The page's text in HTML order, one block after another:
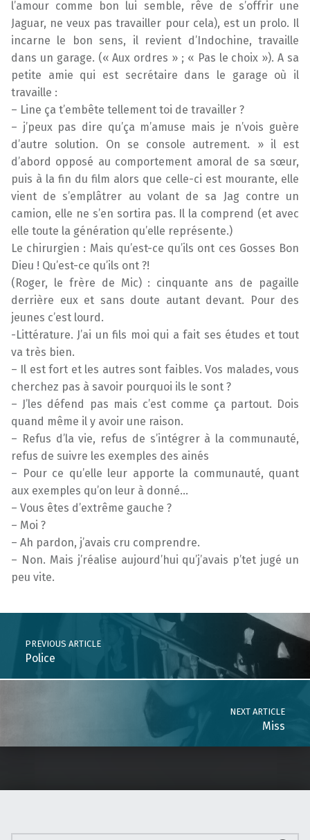
l’amour comme bon lui semble, rêve de s’offrir une
Jaguar, ne veux pas travailler pour cela), est un prolo. Il
incarne le bon sens, il revient d’Indochine, travaille
dans un garage. (« Aux ordres » ; « Pas le choix »). A sa
petite amie qui est secrétaire dans le garage où il
travaille :
– Line ça t’embête tellement toi de travailler ?
– j’peux pas dire qu’ça m’amuse mais je n’vois guère
d’autre solution. On se console autrement. » il est
d’abord opposé au comportement amoral de sa sœur,
puis à la fin du film alors que celle-ci est mourante, elle
vient de s’emplâtrer au volant de sa Jag contre un
camion, elle ne s’en sortira pas. Il la comprend (et avec
elle toute la génération qu’elle représente.)
Le chirurgien : Mais qu’est-ce qu’ils ont ces Gosses Bon
Dieu ! Qu’est-ce qu’ils ont ?!
(Roger, le frère de Mic) : cinquante ans de pagaille
derrière eux et sans doute autant devant. Pour des
jeunes c’est lourd.
-Littérature. J’ai un fils moi qui a fait ses études et tout
va très bien.
– Il est fort et les autres sont faibles. Vos malades, vous
cherchez pas à savoir pourquoi ils le sont ?
– J’les défend pas mais c’est comme ça partout. Dois
quand même il y avoir une raison.
– Refus d’la vie, refus de s’intégrer à la communauté,
refus de suivre les exemples des ainés
– Pour ce qu’elle leur apporte la communauté, quant
aux exemples qu’on leur à donné…
– Vous êtes d’extrême gauche ?
– Moi ?
– Ah pardon, j’avais cru comprendre.
– Non. Mais j’réalise aujourd’hui qu’j’avais p’tet jugé un
peu vite.
Post navigation
PREVIOUS ARTICLE
Police
NEXT ARTICLE
Miss
Rechercher :